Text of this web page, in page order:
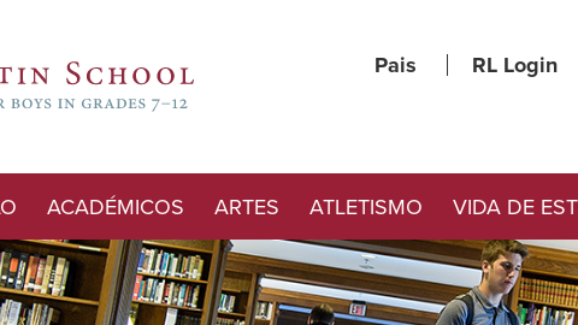
Pais RL Login
ACADÉMICOS ARTES ATLETISMO VIDA DE